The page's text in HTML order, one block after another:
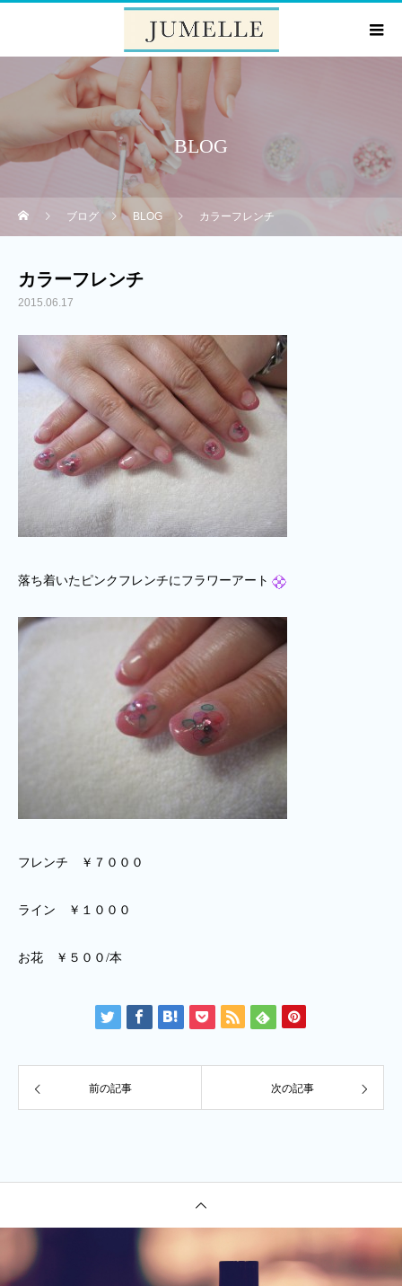
BLOG
ブログ BLOG カラーフレンチ
カラーフレンチ
2015.06.17
落ち着いたピンクフレンチにフラワーアート
フレンチ ￥７０００
ライン ￥１０００
お花 ￥５００/本
前の記事 次の記事